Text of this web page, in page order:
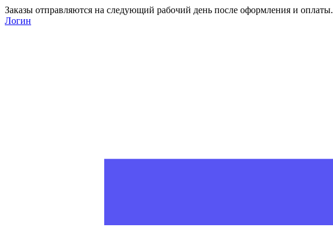
Заказы отправляются на следующий рабочий день после оформления и оплаты.
Логин